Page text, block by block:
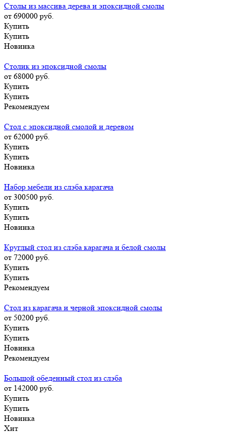
Столы из массива дерева и эпоксидной смолы
от 690000 руб.
Купить
Купить
Новинка
Столик из эпоксидной смолы
от 68000 руб.
Купить
Купить
Рекомендуем
Стол с эпоксидной смолой и деревом
от 62000 руб.
Купить
Купить
Новинка
Набор мебели из слэба карагача
от 300500 руб.
Купить
Купить
Новинка
Круглый стол из слэба карагача и белой смолы
от 72000 руб.
Купить
Купить
Рекомендуем
Стол из карагача и черной эпоксидной смолы
от 50200 руб.
Купить
Купить
Новинка
Рекомендуем
Большой обеденный стол из слэба
от 142000 руб.
Купить
Купить
Новинка
Хит